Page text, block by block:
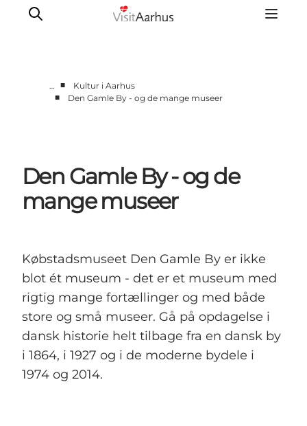
Randers
Silkeborg
Viborg
… ■
Kultur i Aarhus
■
Den Gamle By - og de mange museer
Den Gamle By - og de
mange museer
Købstadsmuseet Den Gamle By er ikke
blot ét museum - det er et museum med
rigtig mange fortællinger og med både
store og små museer. Gå på opdagelse i
dansk historie helt tilbage fra en dansk by
i 1864, i 1927 og i de moderne bydele i
1974 og 2014.